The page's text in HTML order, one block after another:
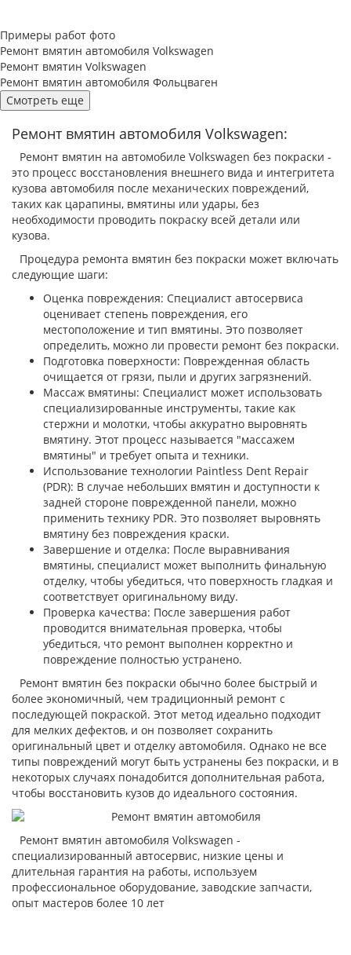
Примеры работ фото
Ремонт вмятин автомобиля Volkswagen
Ремонт вмятин Volkswagen
Ремонт вмятин автомобиля Фольцваген
Смотреть еще
Ремонт вмятин автомобиля Volkswagen:
Ремонт вмятин на автомобиле Volkswagen без покраски -
это процесс восстановления внешнего вида и интегритета
кузова автомобиля после механических повреждений,
таких как царапины, вмятины или удары, без
необходимости проводить покраску всей детали или
кузова.
Процедура ремонта вмятин без покраски может включать
следующие шаги:
Оценка повреждения: Специалист автосервиса
оценивает степень повреждения, его
местоположение и тип вмятины. Это позволяет
определить, можно ли провести ремонт без покраски.
Подготовка поверхности: Поврежденная область
очищается от грязи, пыли и других загрязнений.
Массаж вмятины: Специалист может использовать
специализированные инструменты, такие как
стержни и молотки, чтобы аккуратно выровнять
вмятину. Этот процесс называется "массажем
вмятины" и требует опыта и техники.
Использование технологии Paintless Dent Repair
(PDR): В случае небольших вмятин и доступности к
задней стороне поврежденной панели, можно
применить технику PDR. Это позволяет выровнять
вмятину без повреждения краски.
Завершение и отделка: После выравнивания
вмятины, специалист может выполнить финальную
отделку, чтобы убедиться, что поверхность гладкая и
соответствует оригинальному виду.
Проверка качества: После завершения работ
проводится внимательная проверка, чтобы
убедиться, что ремонт выполнен корректно и
повреждение полностью устранено.
Ремонт вмятин без покраски обычно более быстрый и
более экономичный, чем традиционный ремонт с
последующей покраской. Этот метод идеально подходит
для мелких дефектов, и он позволяет сохранить
оригинальный цвет и отделку автомобиля. Однако не все
типы повреждений могут быть устранены без покраски, и в
некоторых случаях понадобится дополнительная работа,
чтобы восстановить кузов до идеального состояния.
Ремонт вмятин автомобиля Volkswagen -
специализированный автосервис, низкие цены и
длительная гарантия на работы, используем
профессиональное оборудование, заводские запчасти,
опыт мастеров более 10 лет